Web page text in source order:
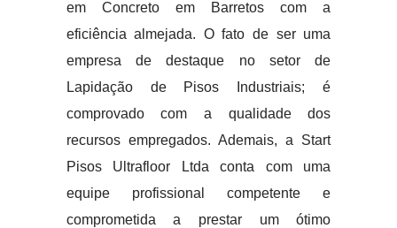
em Concreto em Barretos com a
eficiência almejada. O fato de ser uma
empresa de destaque no setor de
Lapidação de Pisos Industriais; é
comprovado com a qualidade dos
recursos empregados. Ademais, a Start
Pisos Ultrafloor Ltda conta com uma
equipe profissional competente e
comprometida a prestar um ótimo